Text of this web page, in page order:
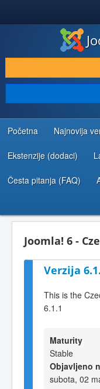
PREUZIMANJE I
OTKRIJTE I NAUČITE
ZAJEDNICA I PODRŠKA
RESURSI ZA RAZVOJ
Početna Najnovija
Ekstenzije (dodaci)
Česta pitanja (FAQ)
Joomla! 6 -
Verzija
This is the
6.1.1
Maturity
Stable
Objavljeno
subota, 02